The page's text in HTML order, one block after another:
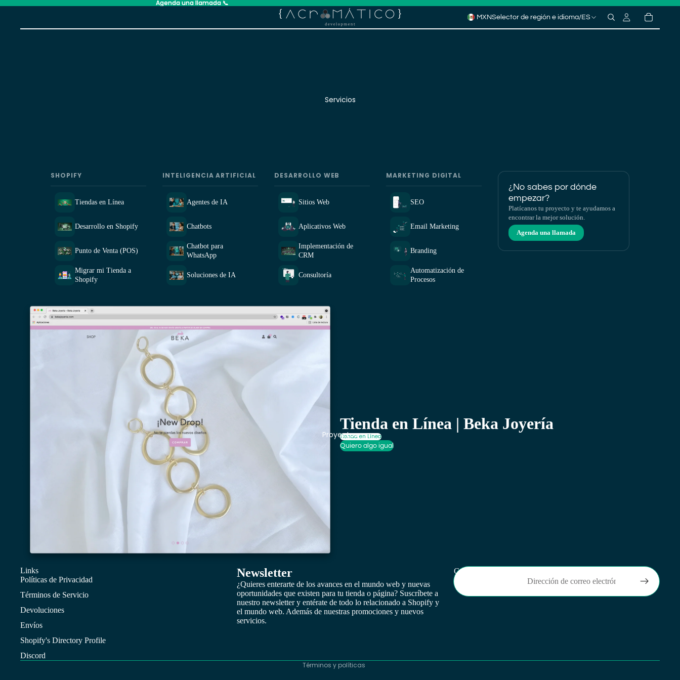
Agenda una llamada 📞
Agenda una llamada 📞
MXNSelector de región e idioma/ES
Servicios
SHOPIFY
Tiendas en Línea
Desarrollo en Shopify
Punto de Venta (POS)
Migrar mi Tienda a
Shopify
INTELIGENCIA ARTIFICIAL
Agentes de IA
Chatbots
Chatbot para
WhatsApp
Soluciones de IA
DESARROLLO WEB
Sitios Web
Aplicativos Web
Implementación de
CRM
Consultoría
MARKETING DIGITAL
SEO
Email Marketing
Branding
Automatización de
Procesos
¿No sabes por dónde
empezar?
Platícanos tu proyecto y te ayudamos a
encontrar la mejor solución.
Agenda una llamada
Proyectos
Tienda en Línea | Beka Joyería
Tienda en Línea
Quiero algo igual
Links
Políticas de Privacidad
Términos de Servicio
Devoluciones
Envíos
Shopify's Directory Profile
Discord
Newsletter
¿Quieres enterarte de los avances en el mundo web y nuevas
oportunidades que existen para tu tienda o página? Suscríbete a
nuestro newsletter y entérate de todo lo relacionado a Shopify y
el mundo web. Además de nuestras promociones y nuevos
servicios.
Correo electrónico
Términos y políticas
Política de privacidad